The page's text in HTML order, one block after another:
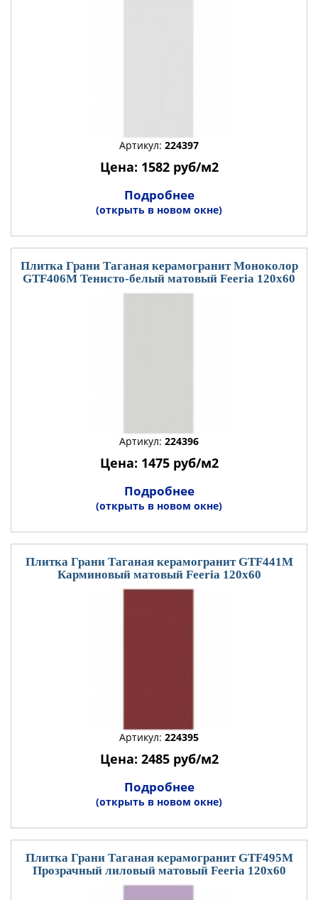
Артикул: 224397
Цена: 1582 руб/м2
Подробнее
(открыть в новом окне)
Плитка Грани Таганая керамогранит Моноколор
GTF406М Тенисто-белый матовый Feeria 120x60
Артикул: 224396
Цена: 1475 руб/м2
Подробнее
(открыть в новом окне)
Плитка Грани Таганая керамогранит GTF441М
Карминовый матовый Feeria 120x60
Артикул: 224395
Цена: 2485 руб/м2
Подробнее
(открыть в новом окне)
Плитка Грани Таганая керамогранит GTF495М
Прозрачный лиловый матовый Feeria 120x60